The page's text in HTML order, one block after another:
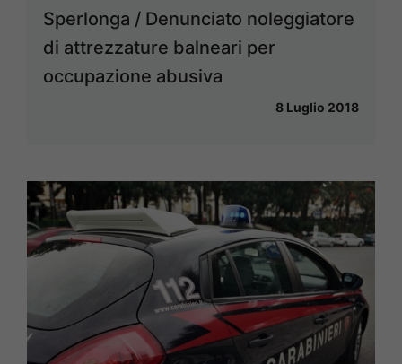
Sperlonga / Denunciato noleggiatore
di attrezzature balneari per
occupazione abusiva
8 Luglio 2018